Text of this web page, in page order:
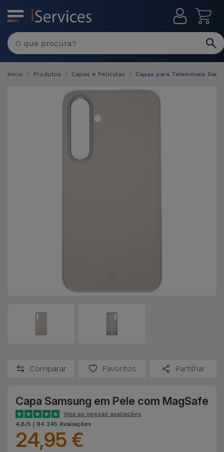
MENU
Início Produtos Capas e Películas Capas para Telemóveis
Comparar Favoritos Partilhar
Capa Samsung em Pele com MagSafe
Veja as nossas avaliações
4,8/5 | 94 245 Avaliações
24,95 €